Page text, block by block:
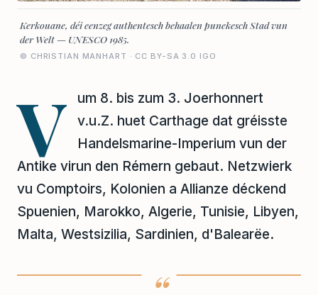
Kerkouane, déi eenzeg authentesch behaalen punekesch Stad vun
der Welt — UNESCO 1985.
© CHRISTIAN MANHART · CC BY-SA 3.0 IGO
V
um 8. bis zum 3. Joerhonnert
v.u.Z. huet Carthage dat gréisste
Handelsmarine-Imperium vun der
Antike virun den Rémern gebaut. Netzwierk
vu Comptoirs, Kolonien a Allianze déckend
Spuenien, Marokko, Algerie, Tunisie, Libyen,
Malta, Westsizilia, Sardinien, d'Balearëe.